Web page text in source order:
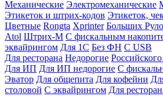
Механические Электромеханические
Этикеток и штрих-кодов Этикеток,
Цветные Rongta Xprinter Больших
Atol Штрих-М С фискальным
эквайрингом Для 1С Без ФН С USB
Для ресторана Недорогие
Для ИП Для ИП недорогие С
Эватор Для общепита Для кофейни
столовой С эквайрингом Для